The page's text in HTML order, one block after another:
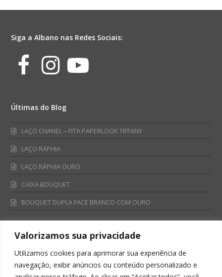
Valorizamos sua privacidade
Utilizamos cookies para aprimorar sua experiência de
navegação, exibir anúncios ou conteúdo personalizado e
Siga a Albano nas Redes Sociais:
Facebook
Instagram
Youtube
Últimas do Blog
LAÇO CHANEL – FITA PAPERLOOK TIFFANY
LAÇO RÁPHIA
LAÇO RÁPHIA OURO
CAIXA BOUQUET
BOUQUET DUPLA FACE BRANCO COM OURO
Fale Conosco
0800 701 4866